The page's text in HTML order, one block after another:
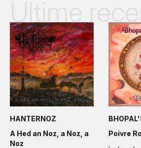
HANTERNOZ
A Hed an Noz, a Noz, a
Noz
Poivre